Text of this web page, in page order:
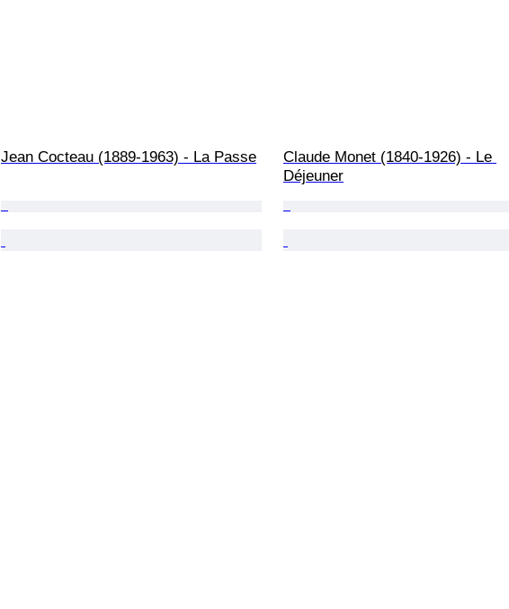
Jean Cocteau (1889-1963) - La Passe
Claude Monet (1840-1926) - Le
Déjeuner